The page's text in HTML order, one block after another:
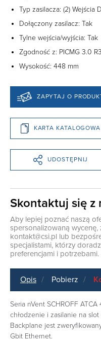
Typ zasilacza: (2) Wejścia
Dołączony zasilacz: Tak
Tylne wejścia/wyjścia: Tak
Zgodność z: PICMG 3.0
Wysokość: 448 mm
ZAPYTAJ O
KARTA KATALOGOWA
UDOSTĘPNIJ
Skontaktuj się z
Aby lepiej poznać naszą
spersonalizowaną
kontakt@csi.pl lub
specjalistami, którzy
preferencjami i potrzebami.
Opis Pobierz
Seria nVent SCHROFF
chłodzenie i zasilanie na
Backplane jest
Gbit Ethernet.